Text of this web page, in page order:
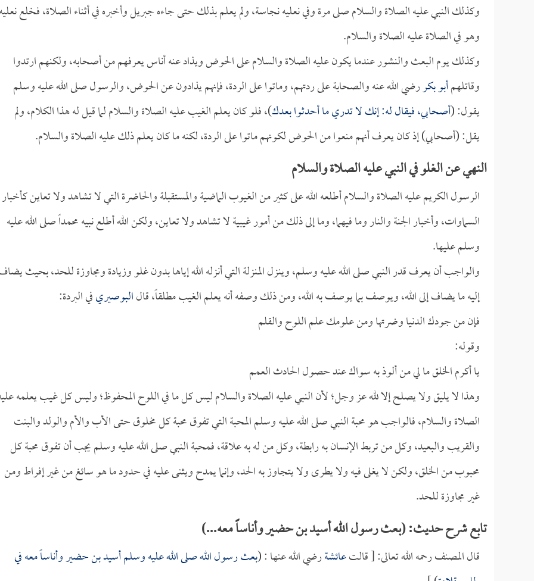
وكذلك النبي عليه الصلاة والسلام صلى مرة وفي نعليه نجاسة، ولم يعلم بذلك حتى جاءه جبريل وأخبره في أثناء الصلاة، فخلع
وهو في الصلاة عليه الصلاة والسلام.
وكذلك يوم البعث والنشور عندما يكون عليه الصلاة والسلام على الحوض ويذاد عنه أناس يعرفهم من أصحابه، ولكنهم ارتدوا
وقاتلهمأبو بكررضي الله عنه والصحابة على ردتهم، وماتوا على الردة، فإنهم يذادون عن الحوض، والرسول صلى الله عليه وسلم
يقول: (أصحابي، فيقال له: إنك لا تدري ما أحدثوا بعدك)، فلو كان يعلم الغيب عليه الصلاة والسلام لما قيل له هذا الكلام، ولم
يقل: (أصحابي) إذ كان يعرف أنهم منعوا من الحوض لكونهم ماتوا على الردة، لكنه ما كان يعلم ذلك عليه الصلاة والسلام.
النهي عن الغلو في النبي عليه الصلاة والسلام
الرسول الكريم عليه الصلاة والسلام أطلعه الله على كثير من الغيوب الماضية والمستقبلة والحاضرة التي لا تشاهد ولا تعاين كأخبار
السماوات، وأخبار الجنة والنار وما فيهما، وما إلى ذلك من أمور غيبية لا تشاهد ولا تعاين، ولكن الله أطلع نبيه محمداً صلى الله عليه
وسلم عليها.
والواجب أن يعرف قدر النبي صلى الله عليه وسلم، وينزل المنزلة التي أنزله الله إياها بدون غلو وزيادة ومجاوزة للحد، بحيث
إليه ما يضاف إلى الله، ويوصف بما يوصف به الله، ومن ذلك وصفه أنه يعلم الغيب مطلقاً، قالالبوصيريفي البردة:
فإن من جودك الدنيا وضرتها ومن علومك علم اللوح والقلم
وقوله:
يا أكرم الخلق ما لي من ألوذ به سواك عند حصول الحادث العمم
وهذا لا يليق ولا يصلح إلا لله عز وجل؛ لأن النبي عليه الصلاة والسلام ليس كل ما في اللوح المحفوظ؛ وليس كل غيب يعلمه
الصلاة والسلام، فالواجب هو محبة النبي صلى الله عليه وسلم المحبة التي تفوق محبة كل مخلوق حتى الأب والأم والولد والبنت
والقريب والبعيد، وكل من تربط الإنسان به رابطة، وكل من له به علاقة، فمحبة النبي صلى الله عليه وسلم يجب أن تفوق محبة كل
محبوب من الخلق، ولكن لا يغلى فيه ولا يطرى ولا يتجاوز به الحد، وإنما يمدح ويثنى عليه في حدود ما هو سائغ من غير إفراط ومن
غير مجاوزة للحد.
تابع شرح حديث: (بعث رسول الله أسيد بن حضير وأناساً معه...)
قال المصنف رحمه الله تعالى: [ قالتعائشةرضي الله عنها : (بعث رسول الله صلى الله عليه وسلمأسيد بن حضيروأناساً معه في